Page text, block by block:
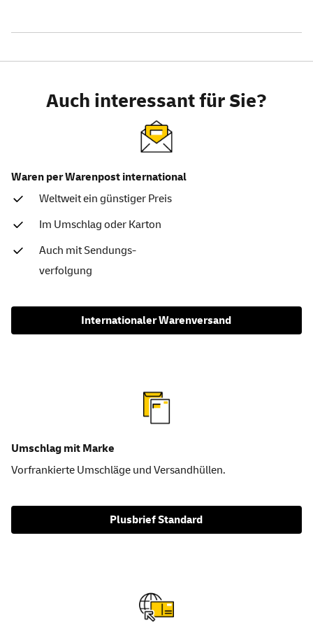
Auch interessant für Sie?
Waren per Warenpost international
Weltweit ein günstiger Preis
Im Umschlag oder Karton
Auch mit Sendungs-
verfolgung
Internationaler Warenversand
Umschlag mit Marke
Vorfrankierte Umschläge und Versandhüllen.
Plusbrief Standard